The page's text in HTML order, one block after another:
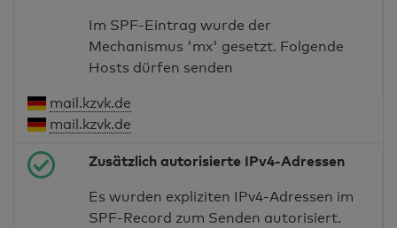
Im SPF-Eintrag wurde der
Mechanismus 'mx' gesetzt. Folgende
Hosts dürfen senden
mail.kzvk.de
mail.kzvk.de
Zusätzlich autorisierte IPv4-Adressen
Es wurden expliziten IPv4-Adressen im
SPF-Record zum Senden autorisiert.